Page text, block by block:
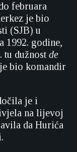
februara
je bio
(SJB) u
1992. godine,
tu dužnost de
bio komandir
je i
na lijevoj
da Hurića